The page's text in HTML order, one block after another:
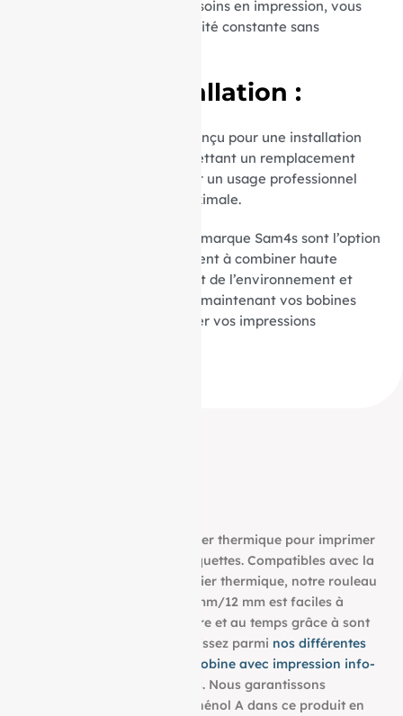
facilite la gestion de vos besoins en impression, vous
assurant ainsi une disponibilité constante sans
Facilité d’Installation :
Le mandrin de 12 mm est conçu pour une installation
rapide et sans tracas, permettant un remplacement
aisé et sécurisé. Parfait pour un usage professionnel
exigeant une efficacité maximale.
Nos rouleaux caisse pour la marque Sam4s sont l’option
idéale pour ceux qui cherchent à combiner haute
qualité d’impression, respect de l’environnement et
économie. Commandez dès maintenant vos bobines
Sam4s ER-5215pour simplifier vos impressions
Découvrez notre bobine papier thermique pour imprimer
tous vos tickets, reçus, et étiquettes. Compatibles avec la
plupart des imprimantes papier thermique, notre rouleau
aux dimensions : 57 mm/60 mm/12 mm est faciles à
utiliser et résistent à la lumière et au temps grâce à sont
grammage de 48g/m². Choisissez parmi nos différentes
dimensions pour trouver la bobine avec impression info-
qui convient à vos besoins. Nous garantissons
également l’absence de bisphénol A dans ce produit en